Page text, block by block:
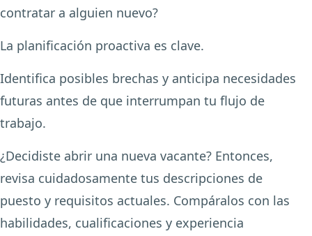
contratar a alguien nuevo?
La planificación proactiva es clave.
Identifica posibles brechas y anticipa necesidades
futuras antes de que interrumpan tu flujo de
trabajo.
¿Decidiste abrir una nueva vacante? Entonces,
revisa cuidadosamente tus descripciones de
puesto y requisitos actuales. Compáralos con las
habilidades, cualificaciones y experiencia